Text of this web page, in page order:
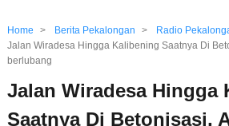
Home > Berita Pekalongan > Radio
Jalan Wiradesa Hingga Kalibening Saatnya Di
berlubang
Jalan Wiradesa Hingga
Saatnya Di Betonisasi,